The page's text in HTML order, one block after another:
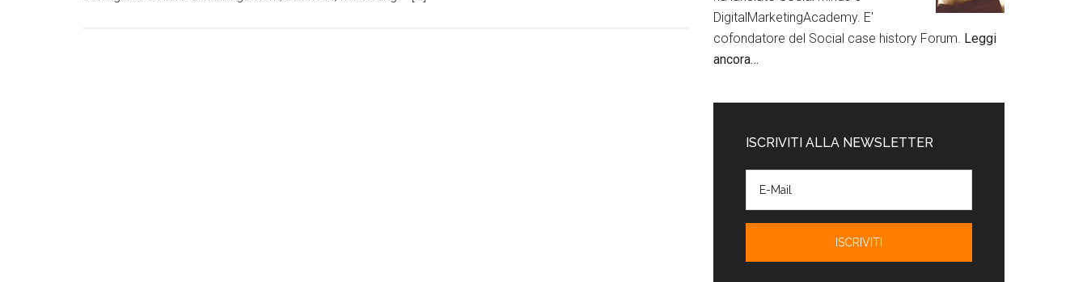
DigitalMarketingAcademy. E'
cofondatore del Social case history Forum. Leggi
ancora…
ISCRIVITI ALLA NEWSLETTER